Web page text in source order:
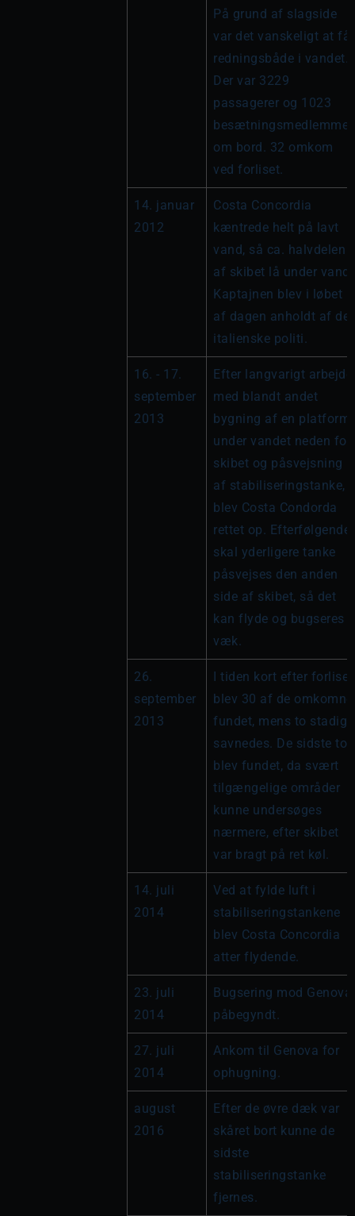
På grund af slagside
var det vanskeligt at få
redningsbåde i vandet.
Der var 3229
passagerer og 1023
besætningsmedlemmer
om bord. 32 omkom
ved forliset.
14. januar
2012
Costa Concordia
kæntrede helt på lavt
vand, så ca. halvdelen
af skibet lå under vand.
Kaptajnen blev i løbet
af dagen anholdt af det
italienske politi.
16. - 17.
september
2013
Efter langvarigt arbejde
med blandt andet
bygning af en platform
under vandet neden for
skibet og påsvejsning
af stabiliseringstanke,
blev Costa Condorda
rettet op. Efterfølgende
skal yderligere tanke
påsvejses den anden
side af skibet, så det
kan flyde og bugseres
væk.
26.
september
2013
I tiden kort efter forliset
blev 30 af de omkomne
fundet, mens to stadig
savnedes. De sidste to
blev fundet, da svært
tilgængelige områder
kunne undersøges
nærmere, efter skibet
var bragt på ret køl.
14. juli
2014
Ved at fylde luft i
stabiliseringstankene
blev Costa Concordia
atter flydende.
23. juli
2014
Bugsering mod Genova
påbegyndt.
27. juli
2014
Ankom til Genova for
ophugning.
august
2016
Efter de øvre dæk var
skåret bort kunne de
sidste
stabiliseringstanke
fjernes.